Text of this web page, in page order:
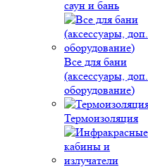
саун и бань
Все для бани
(аксессуары, доп.
оборудование)
Термоизоляция